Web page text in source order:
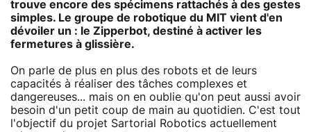
trouve encore des spécimens rattachés à des gestes
simples. Le groupe de robotique du MIT vient d'en
dévoiler un : le Zipperbot, destiné à activer les
fermetures à glissière.
On parle de plus en plus des robots et de leurs
capacités à réaliser des tâches complexes et
dangereuses... mais on en oublie qu'on peut aussi avoir
besoin d'un petit coup de main au quotidien. C'est tout
l'objectif du projet Sartorial Robotics actuellement